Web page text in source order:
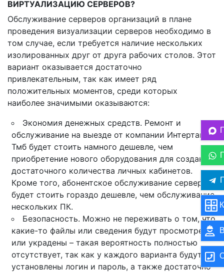
ВИРТУАЛИЗАЦИЮ СЕРВЕРОВ?
Обслуживание серверов организаций в плане
проведения визуализации серверов необходимо в
том случае, если требуется наличие нескольких
изолированных друг от друга рабочих столов. Этот
вариант оказывается достаточно
привлекательным, так как имеет ряд
положительных моментов, среди которых
наиболее значимыми оказываются:
Экономия денежных средств. Ремонт и
обслуживание на выезде от компании Интертакс-
Тмб будет стоить намного дешевле, чем
приобретение нового оборудования для создания
достаточного количества личных кабинетов.
Кроме того, абонентское обслуживание серверов
будет стоить гораздо дешевле, чем обслуживание
нескольких ПК.
Безопасность. Можно не переживать о том, что
какие-то файлы или сведения будут просмотрены
или украдены – такая вероятность полностью
отсутствует, так как у каждого варианта будут
установлены логин и пароль, а также достаточно